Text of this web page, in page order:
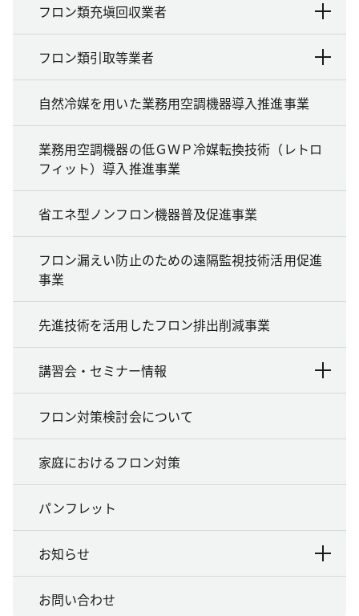
フロン類充塡回収業者
フロン類引取等業者
自然冷媒を用いた業務用空調機器導入推進事業
業務用空調機器の低ＧＷＰ冷媒転換技術（レトロ
フィット）導入推進事業
省エネ型ノンフロン機器普及促進事業
フロン漏えい防止のための遠隔監視技術活用促進
事業
先進技術を活用したフロン排出削減事業
講習会・セミナー情報
フロン対策検討会について
家庭におけるフロン対策
パンフレット
お知らせ
お問い合わせ